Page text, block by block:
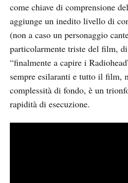
come chiave di comprensione
aggiunge un inedito livello di
(non a caso un personaggio
particolarmente triste del film,
“finalmente a capire i
sempre esilaranti e tutto il film,
complessità di fondo, è un
rapidità di esecuzione.